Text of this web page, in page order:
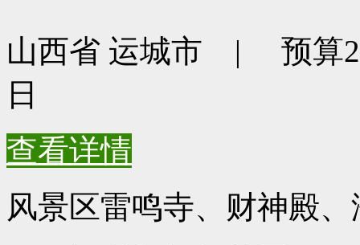
山西省 运城市 | 预算
日
查看详情
风景区雷鸣寺、财神殿